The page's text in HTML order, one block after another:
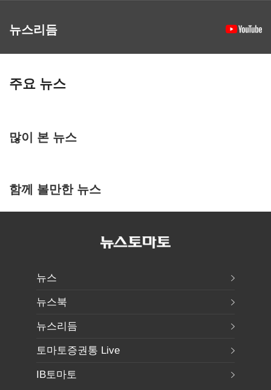
뉴스리듬
주요 뉴스
많이 본 뉴스
함께 볼만한 뉴스
뉴스
뉴스북
뉴스리듬
토마토증권통 Live
IB토마토